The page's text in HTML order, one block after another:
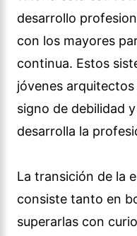
desarrollo
con los mayores
continua. Estos
jóvenes
signo de debilidad
desarrolla la
La transición de la
consiste tanto en
superarlas con